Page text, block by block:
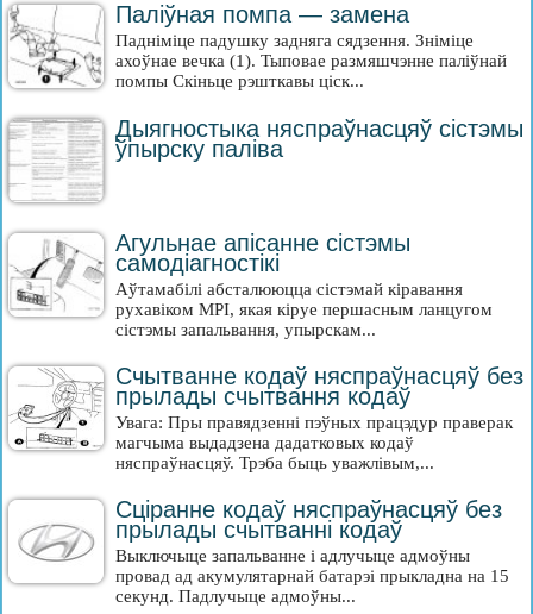
Паліўная помпа — замена
Падніміце падушку задняга сядзення. Зніміце
ахоўнае вечка (1). Тыповае размяшчэнне паліўнай
помпы Скіньце рэшткавы ціск...
Дыягностыка няспраўнасцяў сістэмы
ўпырску паліва
Агульнае апісанне сістэмы
самодіагностікі
Аўтамабілі абсталююцца сістэмай кіравання
рухавіком MPI, якая кіруе першасным ланцугом
сістэмы запальвання, упырскам...
Счытванне кодаў няспраўнасцяў без
прылады счытвання кодаў
Увага: Пры правядзенні пэўных працэдур праверак
магчыма выдадзена дадатковых кодаў
няспраўнасцяў. Трэба быць уважлівым,...
Сціранне кодаў няспраўнасцяў без
прылады счытванні кодаў
Выключыце запальванне і адлучыце адмоўны
провад ад акумулятарнай батарэі прыкладна на 15
секунд. Падлучыце адмоўны...